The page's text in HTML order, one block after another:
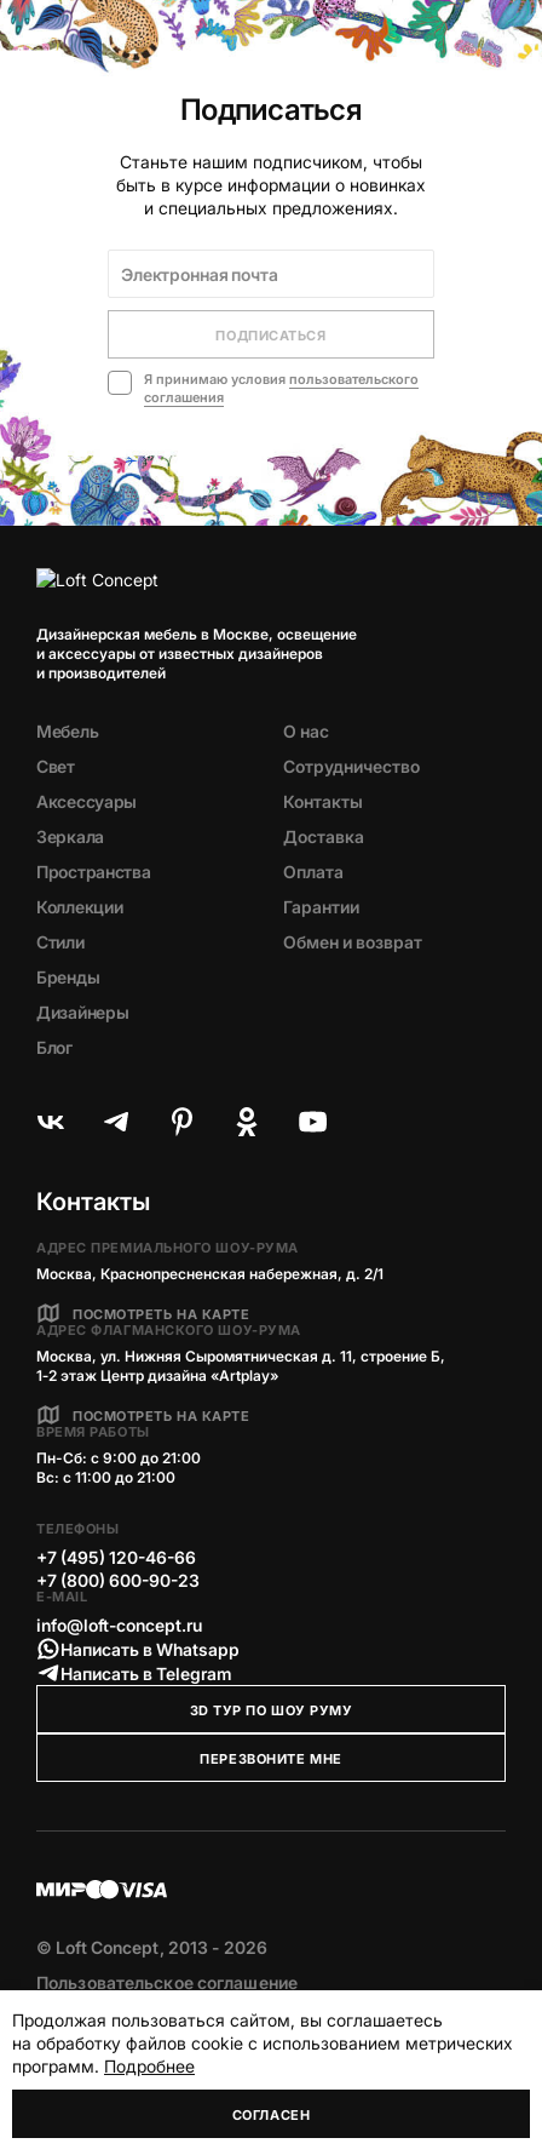
Подписаться
Станьте нашим подписчиком, чтобы
быть в курсе информации о новинках
и специальных предложениях.
ПОДПИСАТЬСЯ
Я принимаю условия пользовательского
соглашения
Дизайнерская мебель в Москве, освещение
и аксессуары от известных дизайнеров
и производителей
Мебель
Свет
Аксессуары
Зеркала
Пространства
Коллекции
Стили
Бренды
Дизайнеры
Блог
О нас
Сотрудничество
Контакты
Доставка
Оплата
Гарантии
Обмен и возврат
Контакты
АДРЕС ПРЕМИАЛЬНОГО ШОУ-РУМА
Москва, Краснопресненская набережная, д. 2/1
ПОСМОТРЕТЬ НА КАРТЕ
АДРЕС ФЛАГМАНСКОГО ШОУ-РУМА
Москва, ул. Нижняя Сыромятническая д. 11, строение Б,
1‑2 этаж Центр дизайна «Artplay»
ПОСМОТРЕТЬ НА КАРТЕ
ВРЕМЯ РАБОТЫ
Пн-Сб: с 9:00 до 21:00
Вс: с 11:00 до 21:00
ТЕЛЕФОНЫ
+7 (495) 120-46-66
+7 (800) 600-90-23
E-MAIL
info@loft-concept.ru
Написать в Whatsapp
Написать в Telegram
3D ТУР ПО ШОУ РУМУ
ПЕРЕЗВОНИТЕ МНЕ
© Loft Concept, 2013 - 2026
Пользовательское соглашение
Публичная оферта
Продолжая пользоваться сайтом, вы соглашаетесь
на обработку файлов cookie с использованием метрических
программ. Подробнее
СОГЛАСЕН